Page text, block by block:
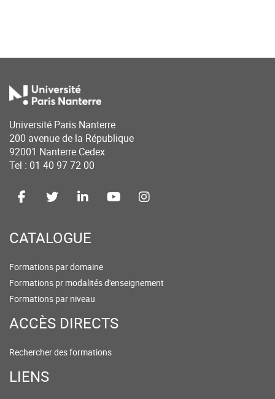
Université Paris Nanterre
200 avenue de la République
92001 Nanterre Cedex
Tel : 01 40 97 72 00
CATALOGUE
Formations par domaine
Formations pr modalités d'enseignement
Formations par niveau
ACCÈS DIRECTS
Rechercher des formations
LIENS